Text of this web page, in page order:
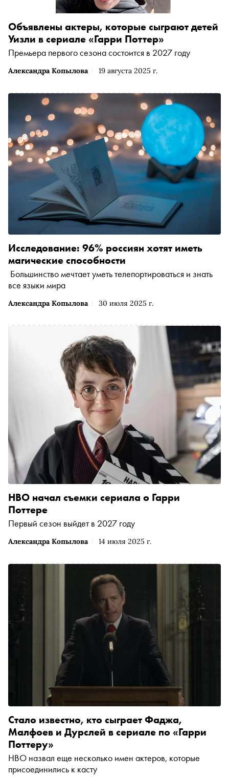
Александра Копылова 19 августа 2025 г.
Объявлены актеры, которые сыграют детей
Уизли в сериале «Гарри Поттер»
Премьера первого сезона состоится в 2027 году
Александра Копылова 30 июля 2025 г.
Исследование: 96% россиян хотят иметь
магические способности
Большинство мечтает уметь телепортироваться и знать
все языки мира
Александра Копылова 14 июля 2025 г.
HBO начал съемки сериала о Гарри
Поттере
Первый сезон выйдет в 2027 году
Стало известно, кто сыграет Фаджа,
Малфоев и Дурслей в сериале по «Гарри
Поттеру»
HBO назвал еще несколько имен актеров, которые
присоединились к касту